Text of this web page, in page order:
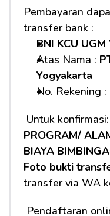
Pembayaran
transfer bank :
BNI KCU
Atas Nama :
Yogyakarta
No. Rekening :
Untuk konfirmasi:
PROGRAM/
BIAYA
Foto bukti
transfer via WA